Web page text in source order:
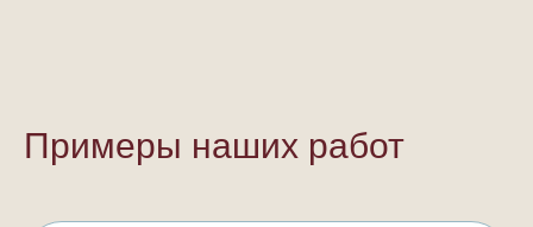
Примеры наших работ